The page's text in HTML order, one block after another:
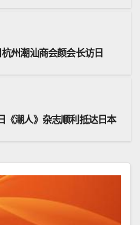
州潮汕商会颜会长访日
潮人》杂志顺利抵达日本